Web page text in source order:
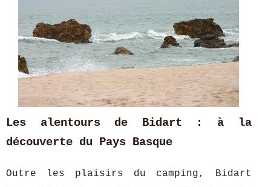
Les alentours de Bidart : à la
découverte du Pays Basque
Outre les plaisirs du camping, Bidart